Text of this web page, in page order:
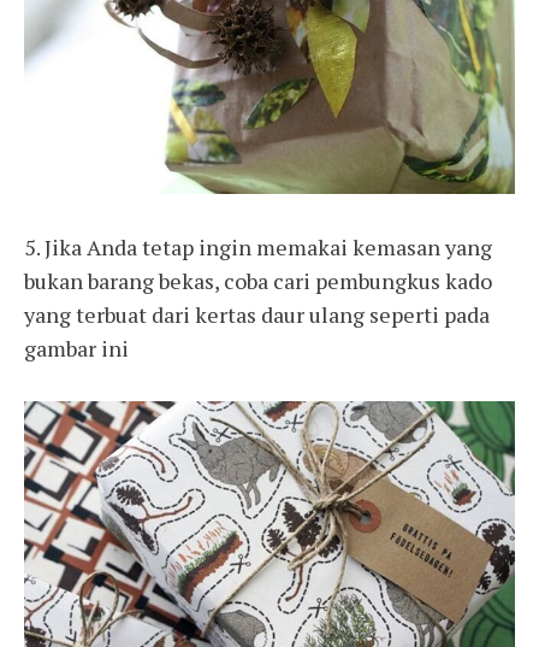
5. Jika Anda tetap ingin memakai kemasan yang
bukan barang bekas, coba cari pembungkus kado
yang terbuat dari kertas daur ulang seperti pada
gambar ini